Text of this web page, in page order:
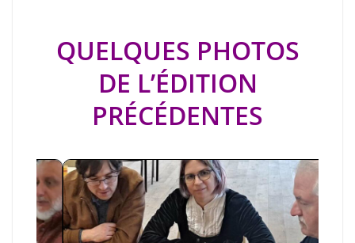
QUELQUES PHOTOS
DE L’ÉDITION
PRÉCÉDENTES